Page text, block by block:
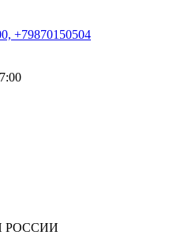
+79870150504
РОССИИ